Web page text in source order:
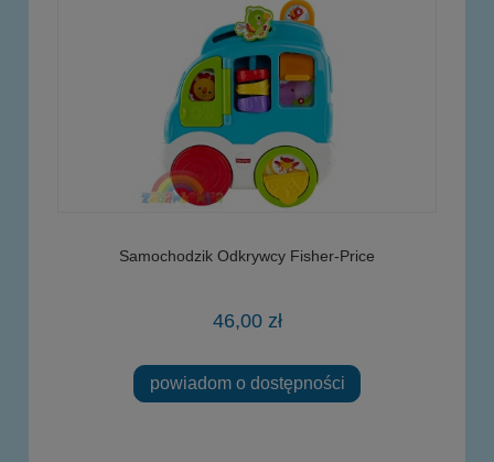
Samochodzik Odkrywcy Fisher-Price
46,00 zł
powiadom o dostępności